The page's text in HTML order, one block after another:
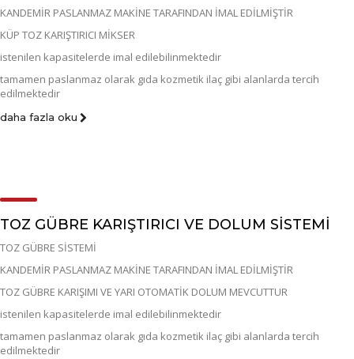
KANDEMİR PASLANMAZ MAKİNE TARAFINDAN İMAL EDİLMİŞTİR
KÜP TOZ KARIŞTIRICI MİKSER
istenilen kapasitelerde imal edilebilinmektedir
tamamen paslanmaz olarak gıda kozmetik ilaç gibi alanlarda tercih
edilmektedir
daha fazla oku
TOZ GÜBRE KARIŞTIRICI VE DOLUM SİSTEMİ
TOZ GÜBRE SİSTEMİ
KANDEMİR PASLANMAZ MAKİNE TARAFINDAN İMAL EDİLMİŞTİR
TOZ GÜBRE KARIŞIMI VE YARI OTOMATİK DOLUM MEVCUTTUR
istenilen kapasitelerde imal edilebilinmektedir
tamamen paslanmaz olarak gıda kozmetik ilaç gibi alanlarda tercih
edilmektedir